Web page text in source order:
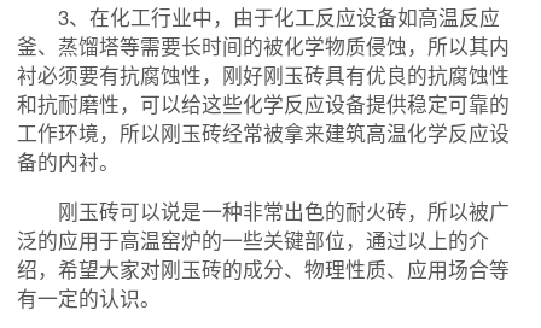
3、在化工行业中，由于化工反应设备如高温反应
釜、蒸馏塔等需要长时间的被化学物质侵蚀，所以其内
衬必须要有抗腐蚀性，刚好刚玉砖具有优良的抗腐蚀性
和抗耐磨性，可以给这些化学反应设备提供稳定可靠的
工作环境，所以刚玉砖经常被拿来建筑高温化学反应设
备的内衬。
刚玉砖可以说是一种非常出色的耐火砖，所以被广
泛的应用于高温窑炉的一些关键部位，通过以上的介
绍，希望大家对刚玉砖的成分、物理性质、应用场合等
有一定的认识。